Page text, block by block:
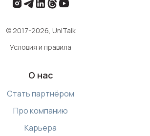
© 2017-2026, UniTalk
Условия и правила
О нас
Стать партнёром
Про компанию
Карьера